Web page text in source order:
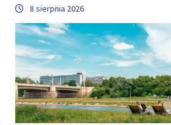
8 sierpnia 2026